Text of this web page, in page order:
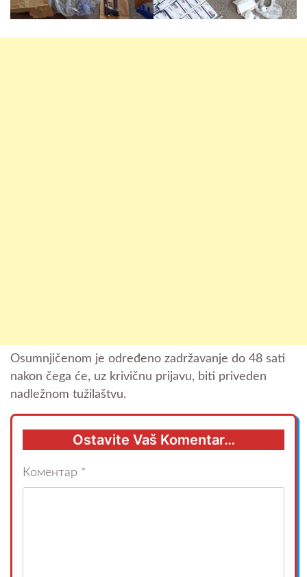
Osumnjičenom je određeno zadržavanje do 48 sati
nakon čega će, uz krivičnu prijavu, biti priveden
nadležnom tužilaštvu.
Ostavite Vaš Komentar…
Коментар *